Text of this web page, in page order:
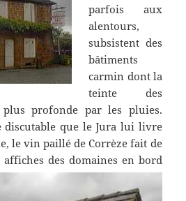
parfois aux
alentours,
subsistent des
bâtiments
carmin dont la
teinte des
profonde par les pluies.
discutable que le Jura lui livre
le vin paillé de Corrèze fait de
des domaines en bord